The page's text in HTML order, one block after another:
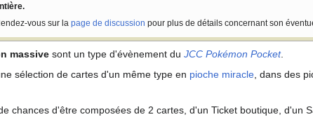
vous sur la page de discussion pour plus de détails concernant son
massive sont un type d'évènement du JCC Pokémon Pocket.
sélection de cartes d'un même type en pioche miracle , dans des
chances d'être composées de 2 cartes, d'un Ticket boutique, d'un